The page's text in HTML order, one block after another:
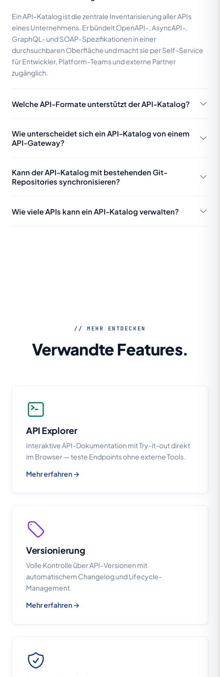
Ein API-Katalog ist die zentrale Inventarisierung aller APIs
eines Unternehmens. Er bündelt OpenAPI-, AsyncAPI-,
GraphQL- und SOAP-Spezifikationen in einer
durchsuchbaren Oberfläche und macht sie per Self-Service
für Entwickler, Platform-Teams und externe Partner
zugänglich.
Welche API-Formate unterstützt der API-Katalog?
Swagger 2.0, AsyncAPI 2.x, RAML, WSDL/SOAP, GraphQL und
Arazzo. Format-Erkennung und Schema-Validierung erfolgen
Wie unterscheidet sich ein API-Katalog von einem
API-Gateway?
(Routing, Rate-Limiting, Authentifizierung). Ein API-Katalog ist
die Design-Time-Schicht darüber: er dokumentiert,
über welches Gateway sie ausgeliefert werden.
Kann der API-Katalog mit bestehenden Git-
Repositories synchronisieren?
Repositories werden per CI/CD-Integration automatisch in
Wie viele APIs kann ein API-Katalog verwalten?
// MEHR ENTDECKEN
Verwandte Features.
API Explorer
Interaktive API-Dokumentation mit Try-it-out direkt
im Browser — teste Endpoints ohne externe Tools.
Mehr erfahren →
Versionierung
Volle Kontrolle über API-Versionen mit
automatischem Changelog und Lifecycle-
Management.
Mehr erfahren →